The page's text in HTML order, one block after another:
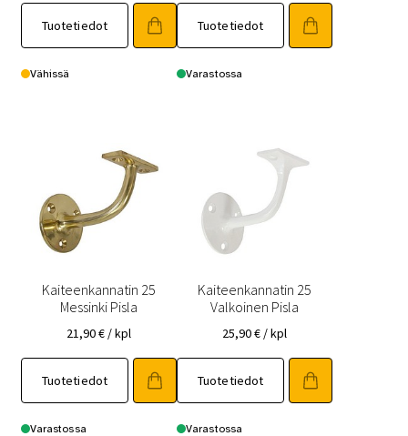
Tuotetiedot
Vähissä
Tuotetiedot
Varastossa
Kaiteenkannatin 25
Messinki Pisla
21,90€ / kpl
Tuotetiedot
Varastossa
Kaiteenkannatin 25
Valkoinen Pisla
25,90€ / kpl
Tuotetiedot
Varastossa